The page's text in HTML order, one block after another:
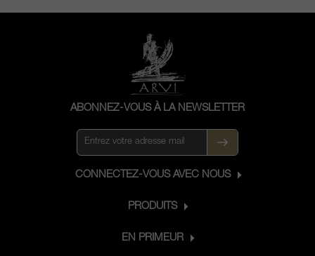
ABONNEZ-VOUS À LA NEWSLETTER
CONNECTEZ-VOUS AVEC NOUS
PRODUITS
EN PRIMEUR